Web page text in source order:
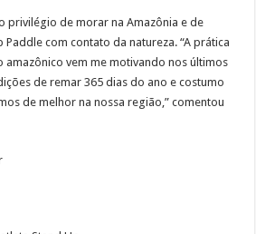
privilégio de morar na Amazônia e de
Paddle com contato da natureza. “A prática
amazônico vem me motivando nos últimos
de remar 365 dias do ano e costumo
de melhor na nossa região,” comentou